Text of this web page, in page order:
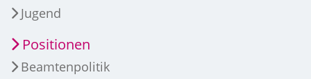
Jugend
Positionen
Beamtenpolitik